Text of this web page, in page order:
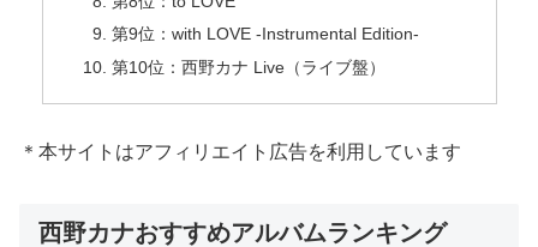
第9位：with LOVE -Instrumental Edition-
第10位：西野カナ Live（ライブ盤）
＊本サイトはアフィリエイト広告を利用しています
西野カナおすすめアルバムランキング